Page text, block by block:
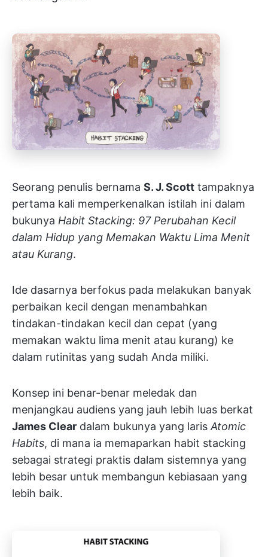
Seorang penulis bernama S. J. Scott tampaknya
pertama kali memperkenalkan istilah ini dalam
bukunya Habit Stacking: 97 Perubahan Kecil
dalam Hidup yang Memakan Waktu Lima Menit
atau Kurang.
Ide dasarnya berfokus pada melakukan banyak
perbaikan kecil dengan menambahkan
tindakan-tindakan kecil dan cepat (yang
memakan waktu lima menit atau kurang) ke
dalam rutinitas yang sudah Anda miliki.
Konsep ini benar-benar meledak dan
menjangkau audiens yang jauh lebih luas berkat
James Clear dalam bukunya yang laris Atomic
Habits, di mana ia memaparkan habit stacking
sebagai strategi praktis dalam sistemnya yang
lebih besar untuk membangun kebiasaan yang
lebih baik.